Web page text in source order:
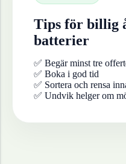
Tips för billig
batterier
✅ Begär minst tre
✅ Boka i god tid
✅ Sortera och rensa
✅ Undvik helger om